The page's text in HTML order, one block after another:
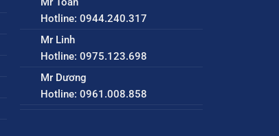
Hotline: 0944.240.317
Mr Linh
Hotline: 0975.123.698
Mr Dương
Hotline: 0961.008.858